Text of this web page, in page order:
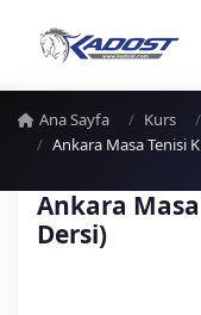
Ana Sayfa Kurs
Ankara Masa Tenisi
Ankara
Dersi)